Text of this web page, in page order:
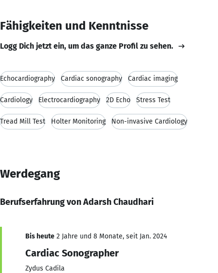
Fähigkeiten und Kenntnisse
Logg Dich jetzt ein, um das ganze Profil zu sehen.
Echocardiography Cardiac sonography Cardiac imaging
Cardiology Electrocardiography 2D Echo Stress Test
Tread Mill Test Holter Monitoring Non-invasive Cardiology
Werdegang
Berufserfahrung von Adarsh Chaudhari
Bis heute 2 Jahre und 8 Monate, seit Jan. 2024
Cardiac Sonographer
Zydus Cadila